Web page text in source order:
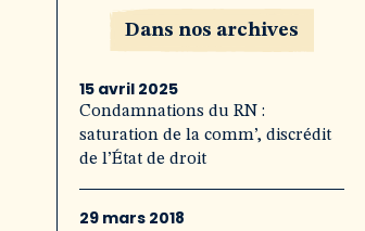
Dans nos archives
15 avril 2025
Condamnations du RN :
saturation de la comm’, discrédit
de l’État de droit
29 mars 2018